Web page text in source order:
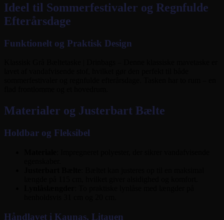
Ideel til Sommerfestivaler og Regnfulde
Efterårsdage
Funktionelt og Praktisk Design
Materialer og Justerbart Bælte
Holdbar og Fleksibel
Håndlavet i Kaunas, Litauen